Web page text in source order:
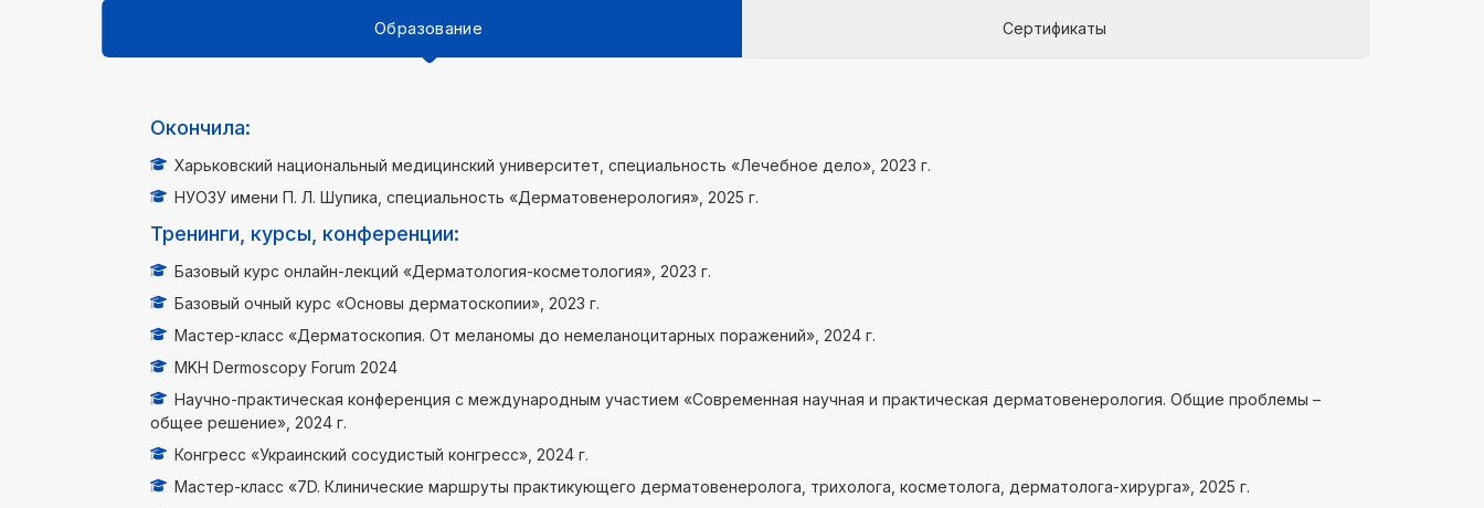
Образование Сертификаты
Окончила:
Харьковский национальный медицинский университет, специальность «Лечебное дело», 2023 г.
НУОЗУ имени П. Л. Шупика, специальность «Дерматовенерология», 2025 г.
Тренинги, курсы, конференции:
Базовый курс онлайн-лекций «Дерматология-косметология», 2023 г.
Базовый очный курс «Основы дерматоскопии», 2023 г.
Мастер-класс «Дерматоскопия. От меланомы до немеланоцитарных поражений», 2024 г.
MKH Dermoscopy Forum 2024
Научно-практическая конференция с международным участием «Современная научная и практическая дерматовенерология. Общие проблемы –
общее решение», 2024 г.
Конгресс «Украинский сосудистый конгресс», 2024 г.
Мастер-класс «7D. Клинические маршруты практикующего дерматовенеролога, трихолога, косметолога, дерматолога-хирурга», 2025 г.